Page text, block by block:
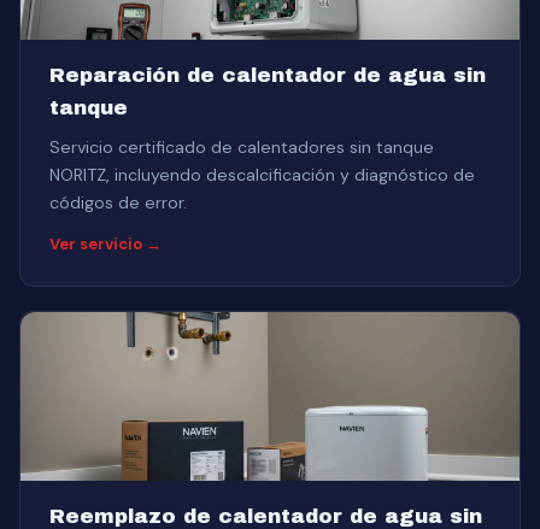
Reparación de calentador de agua sin
tanque
Servicio certificado de calentadores sin tanque
NORITZ, incluyendo descalcificación y diagnóstico de
códigos de error.
Ver servicio →
Reemplazo de calentador de agua sin